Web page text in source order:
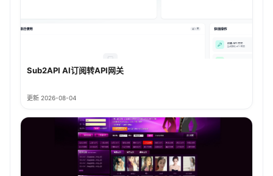
Sub2API AI订阅转API网关
更新 2026-08-04